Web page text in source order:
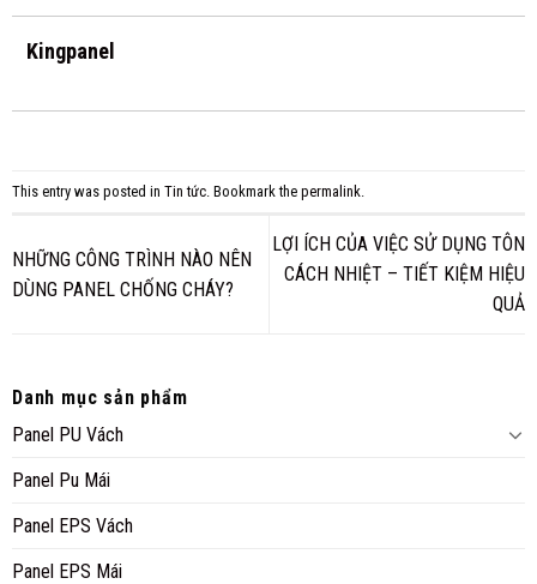
Kingpanel
This entry was posted in Tin tức . Bookmark the permalink
NHỮNG CÔNG TRÌNH NÀO NÊN
DÙNG PANEL CHỐNG CHÁY?
LỢI ÍCH CỦA VIỆC SỬ DỤNG TÔN
CÁCH NHIỆT – TIẾT KIỆM HIỆU
QUẢ
Danh mục sản phẩm
Panel PU Vách
Panel Pu Mái
Panel EPS Vách
Panel EPS Mái